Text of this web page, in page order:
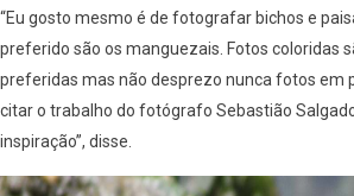
“Eu gosto mesmo é de fotografar bichos e
preferido são os manguezais. Fotos coloridas
preferidas mas não desprezo nunca fotos em
citar o trabalho do fotógrafo Sebastião
inspiração”, disse.